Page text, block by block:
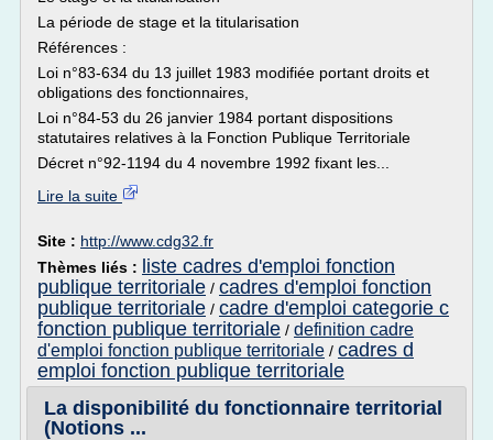
La période de stage et la titularisation
Références :
Loi n°83-634 du 13 juillet 1983 modifiée portant droits et
obligations des fonctionnaires,
Loi n°84-53 du 26 janvier 1984 portant dispositions
statutaires relatives à la Fonction Publique Territoriale
Décret n°92-1194 du 4 novembre 1992 fixant les...
Lire la suite
Site : http://www.cdg32.fr
Thèmes liés :
liste cadres d'emploi fonction
publique territoriale / cadres d'emploi fonction
publique territoriale / cadre d'emploi categorie c
fonction publique territoriale / definition cadre
d'emploi fonction publique territoriale / cadres d
emploi fonction publique territoriale
La disponibilité du fonctionnaire territorial
(Notions ...